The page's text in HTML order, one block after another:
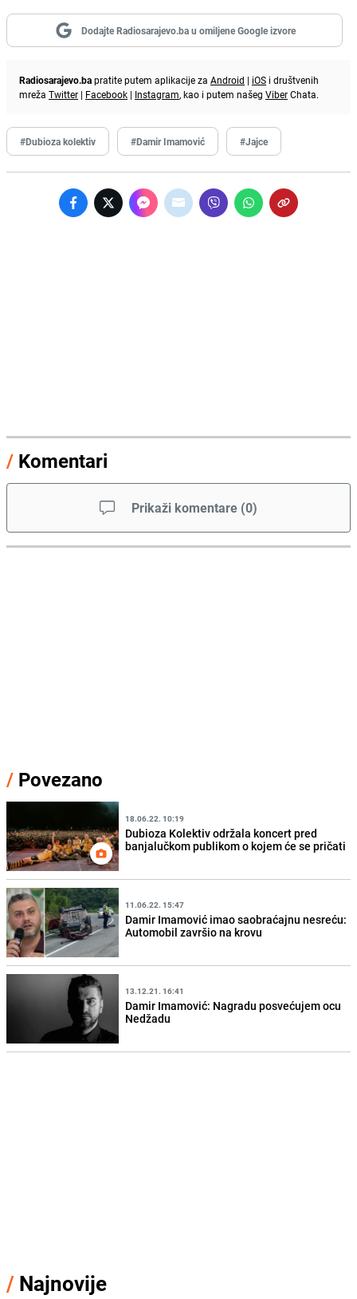
Dodajte Radiosarajevo.ba u omiljene Google izvore
Radiosarajevo.bapratite putem aplikacije za Android | iOS i društvenih
mreža Twitter | Facebook | Instagram, kao i putem našeg ViberChata.
#Dubioza kolektiv #Damir Imamović #Jajce
/ Komentari
Prikaži komentare (0)
/ Povezano
18.06.22. 10:19
Dubioza Kolektiv održala koncert pred
banjalučkom publikom o kojem će se pričati
11.06.22. 15:47
Damir Imamović imao saobraćajnu nesreću:
Automobil završio na krovu
13.12.21. 16:41
Damir Imamović: Nagradu posvećujem ocu
Nedžadu
/ Najnovije